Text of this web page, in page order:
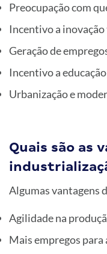
Preocupação com
Incentivo a
Geração de
Incentivo a
Urbanização e
Quais são as
Algumas vantagens
Agilidade na
Mais empregos para